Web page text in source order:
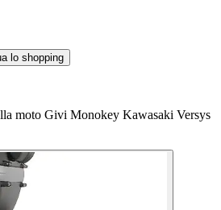
lo shopping
moto Givi Monokey Kawasaki Versys